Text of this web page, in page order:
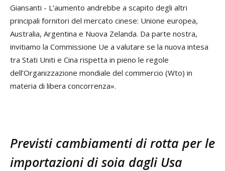
Giansanti - L’aumento andrebbe a scapito degli altri
principali fornitori del mercato cinese: Unione europea,
Australia, Argentina e Nuova Zelanda. Da parte nostra,
invitiamo la Commissione Ue a valutare se la nuova intesa
tra Stati Uniti e Cina rispetta in pieno le regole
dell’Organizzazione mondiale del commercio (Wto) in
materia di libera concorrenza».
Previsti cambiamenti di rotta per le
importazioni di soia dagli Usa